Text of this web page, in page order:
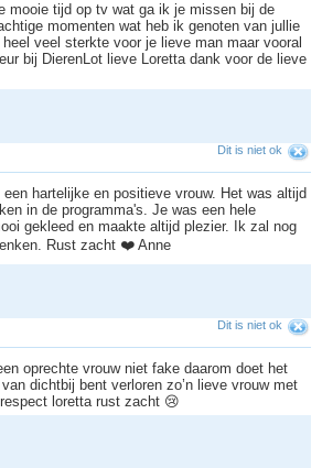
mooie tijd op tv wat ga ik je missen bij de
momenten wat heb ik genoten van jullie
veel sterkte voor je lieve man maar vooral
bij DierenLot lieve Loretta dank voor de lieve
Dit is niet ok
hartelijke en positieve vrouw. Het was altijd
in de programma's. Je was een hele
gekleed en maakte altijd plezier. Ik zal nog
Rust zacht ❤️ Anne
Dit is niet ok
oprechte vrouw niet fake daarom doet het
dichtbij bent verloren zo’n lieve vrouw met
loretta rust zacht 😢